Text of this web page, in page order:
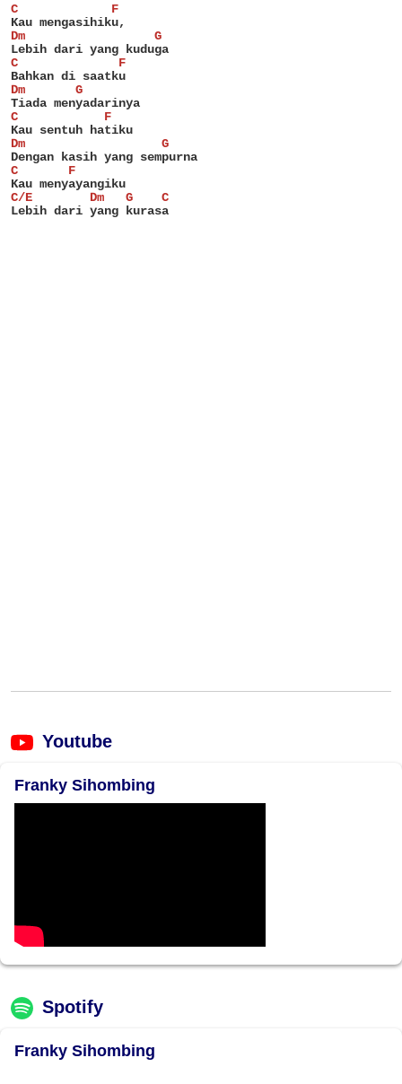
C             F
Kau mengasihiku,
Dm                  G
Lebih dari yang kuduga
C              F
Bahkan di saatku
Dm       G
Tiada menyadarinya
C            F
Kau sentuh hatiku
Dm                   G
Dengan kasih yang sempurna
C       F
Kau menyayangiku
C/E        Dm   G    C
Lebih dari yang kurasa
Youtube
Franky Sihombing
Spotify
Franky Sihombing